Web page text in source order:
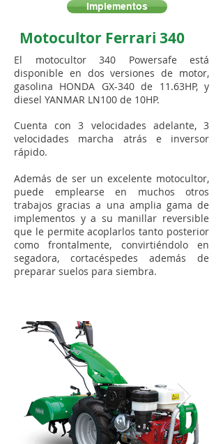
Implementos
Motocultor Ferrari 340
El motocultor 340 Powersafe está
disponible en dos versiones de motor,
gasolina HONDA GX-340 de 11.63HP, y
diesel YANMAR LN100 de 10HP.
Cuenta con 3 velocidades adelante, 3
velocidades marcha atrás e inversor
rápido.
Además de ser un excelente motocultor,
puede emplearse en muchos otros
trabajos gracias a una amplia gama de
implementos y a su manillar reversible
que le permite acoplarlos tanto posterior
como frontalmente, convirtiéndolo en
segadora, cortacéspedes además de
preparar suelos para siembra.